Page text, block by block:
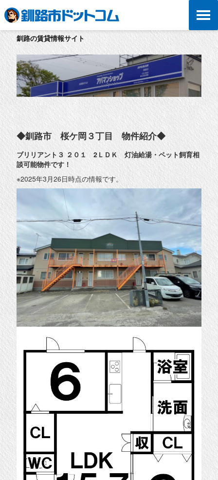
釧路の賃貸情報サイト
◆釧路市 桜ケ岡３丁目 物件紹介◆
ブリリアント３ ２０１ 2ＬＤＫ 灯油給湯・ペット飼育相
談可能物件です！
※2025年3月26日時点の情報です。